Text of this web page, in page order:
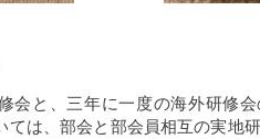
会と、三年に一度の海外研修
ては、部会と部会員相互の実地